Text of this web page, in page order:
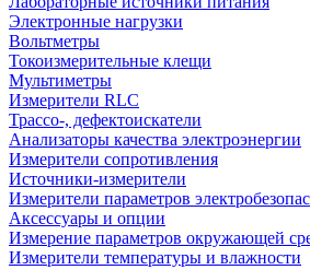
Электронные нагрузки
Вольтметры
Токоизмерительные клещи
Мультиметры
Измерители RLC
Трассо-, дефектоискатели
Анализаторы качества электроэнергии
Измерители сопротивления
Источники-измерители
Измерители параметров
Аксессуары и опции
Измерение параметров окружающей
Измерители температуры и влажности